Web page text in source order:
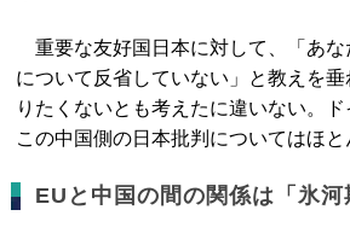
重要な友好国日本に対して、「あな
について反省していない」と教えを
りたくないとも考えたに違いない。ド
この中国側の日本批判についてはほと
EUと中国の間の関係は「氷河